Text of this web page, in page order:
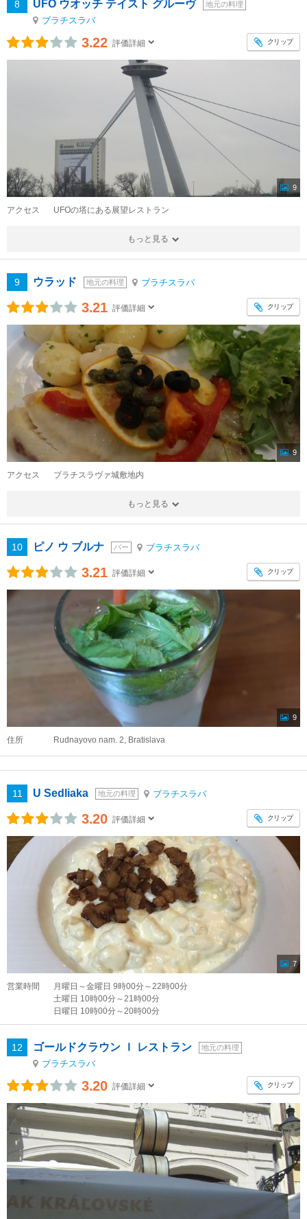
8 UFO ウオッチ テイスト グルーヴ 地元の料理
ブラチスラバ
3.22 評価詳細 クリップ
9
アクセス UFOの塔にある展望レストラン
もっと見る
9 ウラッド 地元の料理 ブラチスラバ
3.21 評価詳細 クリップ
9
アクセス ブラチスラヴァ城敷地内
もっと見る
10 ピノ ウ ブルナ バー ブラチスラバ
3.21 評価詳細 クリップ
9
住所 Rudnayovo nam. 2, Bratislava
11 U Sedliaka 地元の料理 ブラチスラバ
3.20 評価詳細 クリップ
7
営業時間
月曜日～金曜日 9時00分～22時00分
土曜日 10時00分～21時00分
日曜日 10時00分～20時00分
12 ゴールドクラウン Ｉ レストラン 地元の料理
ブラチスラバ
3.20 評価詳細 クリップ